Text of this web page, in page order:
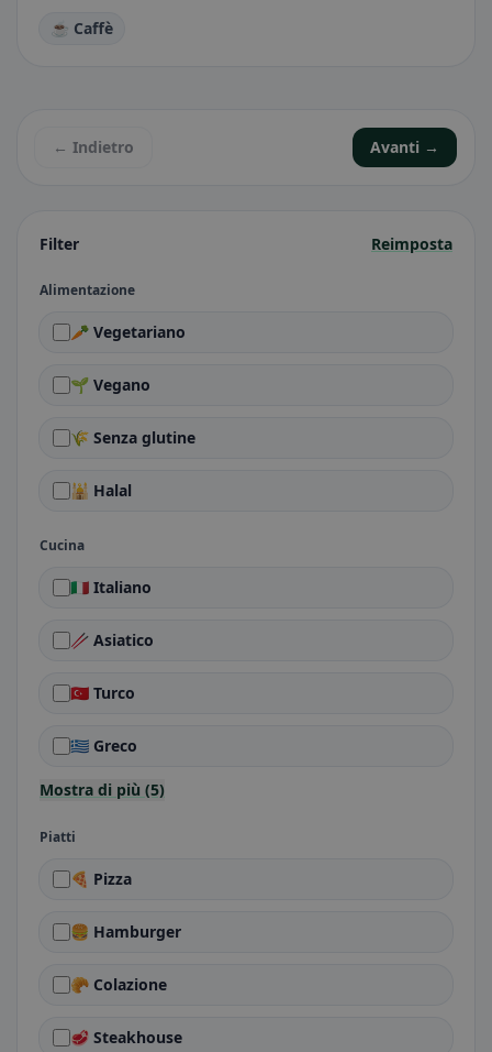
Filter Reimposta
Alimentazione
🥕 Vegetariano
🌱 Vegano
🌾 Senza glutine
🕌 Halal
Cucina
🇮🇹 Italiano
🥢 Asiatico
🇹🇷 Turco
🇬🇷 Greco
Mostra di più (5)
Piatti
🍕 Pizza
🍔 Hamburger
🥐 Colazione
🥩 Steakhouse
☕ Caffè
← Indietro Avanti →